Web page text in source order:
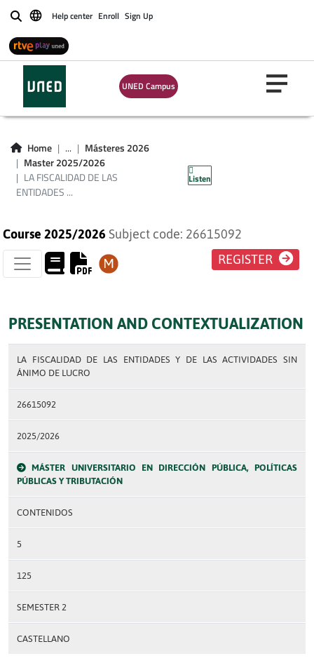
BuscarHelp center Enroll Sign Up
UNED Campus
Home ...
Másteres 2026
Master 2025/2026
LA FISCALIDAD DE LAS
ENTIDADES ...
Listen
LA FISCALIDAD DE
LAS ENTIDADES Y
DE LAS
ACTIVIDADES SIN
ÁNIMO DE LUCRO
Course 2025/2026 Subject code: 26615092
REGISTER
PRESENTATION AND CONTEXTUALIZATION
LA FISCALIDAD DE LAS ENTIDADES Y DE LAS ACTIVIDADES SIN
ÁNIMO DE LUCRO
26615092
2025/2026
MÁSTER UNIVERSITARIO EN DIRECCIÓN PÚBLICA, POLÍTICAS
PÚBLICAS Y TRIBUTACIÓN
CONTENIDOS
5
125
SEMESTER 2
CASTELLANO